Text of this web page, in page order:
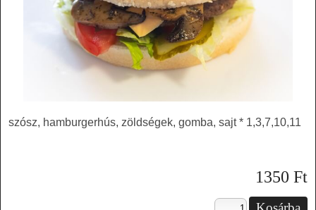
szósz, hamburgerhús, zöldségek, gomba, sajt * 1,3,7,10,11
1350 Ft